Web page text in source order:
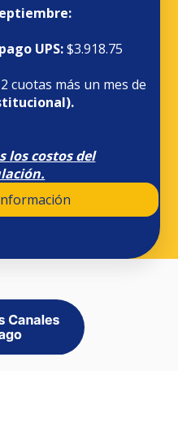
UPS:$3.918.75
cuotas más un mes de
los costos del